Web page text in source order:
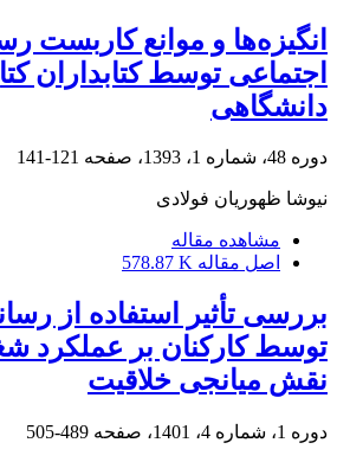
انگیزه‌ها و موانع کاربست
اجتماعی توسط کتابداران
دانشگاهی
دوره 48، شماره 1، 1393، صفحه 121-141
نیوشا ظهوریان فولادی
مشاهده مقاله
اصل مقاله 578.87 K
بررسی تأثیر استفاده از
توسط کارکنان بر عملکرد
نقش میانجی خلاقیت
دوره 1، شماره 4، 1401، صفحه 489-505